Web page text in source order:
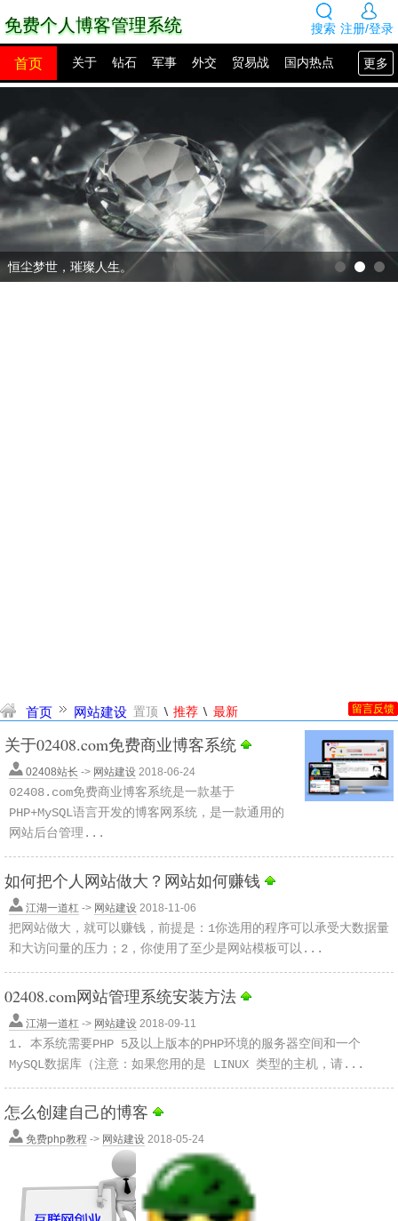
注册/登录
搜索
免费个人博客管理系统
更多
首页 关于 钻石 军事 外交 贸易战 国内热点
网站模板 源码下载 创业赚钱 图片展示 留言板
恒尘梦世，璀璨人生。
留言反馈
首页 网站建设 置顶 \ 推荐 \ 最新
关于02408.com免费商业博客系统
02408站长 -> 网站建设 2018-06-24
02408.com免费商业博客系统是一款基于
PHP+MySQL语言开发的博客网系统，是一款通用的
网站后台管理...
如何把个人网站做大？网站如何赚钱
江湖一道杠 -> 网站建设 2018-11-06
把网站做大，就可以赚钱，前提是：1你选用的程序可以承受大数据量
和大访问量的压力；2，你使用了至少是网站模板可以...
02408.com网站管理系统安装方法
江湖一道杠 -> 网站建设 2018-09-11
1. 本系统需要PHP 5及以上版本的PHP环境的服务器空间和一个
MySQL数据库（注意：如果您用的是 LINUX 类型的主机，请...
怎么创建自己的博客
免费php教程 -> 网站建设 2018-05-24